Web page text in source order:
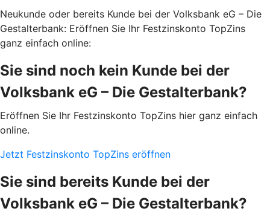
Neukunde oder bereits Kunde bei der Volksbank eG – Die
Gestalterbank: Eröffnen Sie Ihr Festzinskonto TopZins
ganz einfach online:
Sie sind noch kein Kunde bei der
Volksbank eG – Die Gestalterbank?
Eröffnen Sie Ihr Festzinskonto TopZins hier ganz einfach
online.
Jetzt Festzinskonto TopZins eröffnen
Sie sind bereits Kunde bei der
Volksbank eG – Die Gestalterbank?